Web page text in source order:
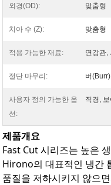
외경(OD): 맞춤형
치아 수 (Z): 맞춤형
적용 가능한 재료: 연강관,
절단 마무리: 버
사용자 정의 가능한 옵
션:
직경,
제품개요
Fast Cut 시리즈는 높은
Hirono의 대표적인 냉간
품질을 저하시키지 않으